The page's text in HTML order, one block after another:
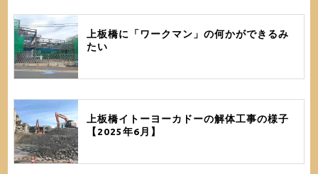
上板橋に「ワークマン」の何かができるみ
たい
上板橋イトーヨーカドーの解体工事の様子
【2025年6月】